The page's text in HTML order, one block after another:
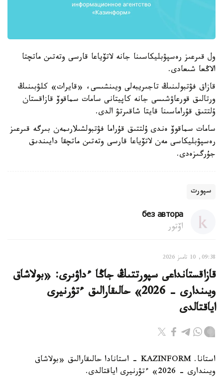
ول قىرعىز رەسپۋبليكاسىنا جانە لاتۆياعا قارسى وتەتىن ماتچتا
الاڭعا شىعادى.
قازاق فۋتبولىنىڭ تاجىريبەلى ويىنشىسى، «قايرات» كلۋبىنىڭ
ورتالىق قورعاۋشىسى جانە كاپيتانى سامات سماقوۆ قازاقستان
ۇلتتىق قۇراماسىنا قايتا شاقىرتۋ الدى.
سامات سماقوۆ ەندى ۇلتتىق قۇراما فۋتبولشىلارىمەن بىرگە قىرعىز
رەسپۋبليكاسى مەن لاتۆياعا قارسى وتەتىن ماتچقا دايىندىق
جۇرگىزەدى.
سپورت
без автора
اۆتور
09:38, 10 تامىز 2026
قازاقستانداعى سپورتتىڭ جاڭا ءداۋىرى: «بولاشاق
ويىندارى - 2026» حالىقارالىق ءتۋرنيرى
اياقتالدى
استانا. KAZINFORM - استانادا حالىقارالىق «بولاشاق
ويىندارى - 2026» ءتۋرنيرى اياقتالدى.